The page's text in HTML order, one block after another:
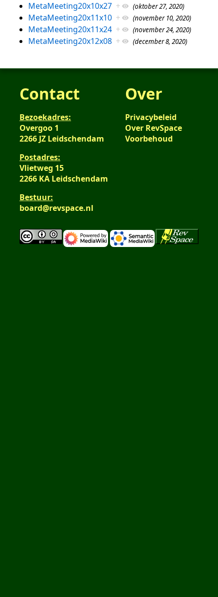
MetaMeeting20x10x27 + (oktober 27, 2020)
MetaMeeting20x11x10 + (november 10, 2020)
MetaMeeting20x11x24 + (november 24, 2020)
MetaMeeting20x12x08 + (december 8, 2020)
Contact
Bezoekadres:
Overgoo 1
2266 JZ Leidschendam
Postadres:
Vlietweg 15
2266 KA Leidschendam
Bestuur:
board@revspace.nl
Over
Privacybeleid
Over RevSpace
Voorbehoud